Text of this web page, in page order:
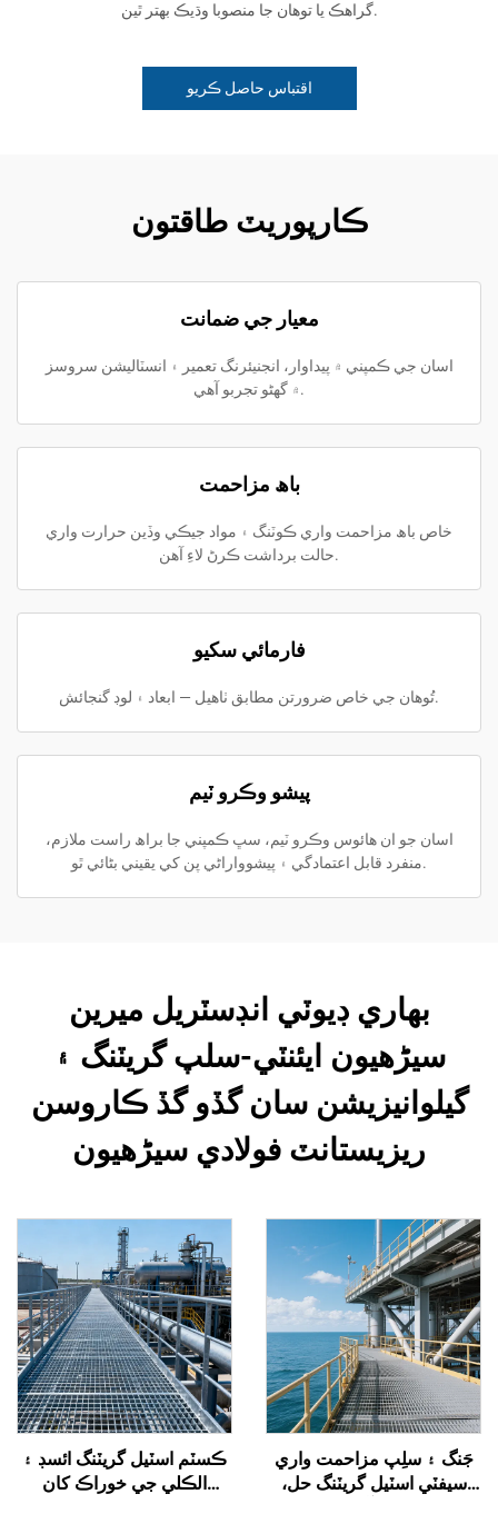
گراهڪ يا توهان جا منصوبا وڌيڪ بهتر ٿين.
اقتباس حاصل ڪريو
ڪارپوريٽ طاقتون
معيار جي ضمانت
اسان جي ڪمپني ۾ پيداوار، انجنيئرنگ تعمير ۽ انسٽاليشن سروسز
۾ گهڻو تجربو آهي.
باھ مزاحمت
خاص باھ مزاحمت واري ڪوٽنگ ۽ مواد جيڪي وڏين حرارت واري
حالت برداشت ڪرڻ لاءِ آهن.
فارمائي سکيو
تُوهان جي خاص ضرورتن مطابق ٺاهيل — ابعاد ۽ لوڊ گنجائش.
پيشو وڪرو ٽيم
اسان جو ان ھائوس وڪرو ٽيم، سڀ ڪمپني جا براھ راست ملازم،
منفرد قابل اعتمادگي ۽ پيشوواراڻي پن کي يقيني بڻائي ٿو.
بھاري ڊيوٽي انڊسٽريل ميرين
سیڑھيون ايئنٽي-سلپ گريٽنگ ۽
گيلوانيزيشن سان گڏو گڏ ڪاروسن
ريزيستانٽ فولادي سیڑھيون
ڪسٽم اسٽيل گريٽنگ ائسڊ ۽
الڪلي جي خوراڪ کان
جَنگ ۽ سلِپ مزاحمت واري
سيفٽي اسٽيل گريٽنگ حل،